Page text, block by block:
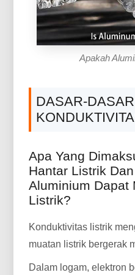
Apakah
DASAR-DASAR
Apa Yang
Hantar Listrik
Aluminium Dapat
Listrik?
Konduktivitas listrik
muatan listrik bergerak
Dalam logam, elektron